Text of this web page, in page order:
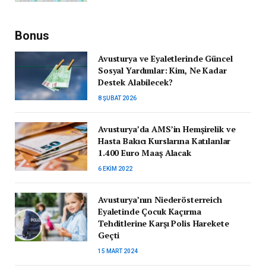
Bonus
Avusturya ve Eyaletlerinde Güncel
Sosyal Yardımlar: Kim, Ne Kadar
Destek Alabilecek?
8 ŞUBAT 2026
Avusturya’da AMS’in Hemşirelik ve
Hasta Bakıcı Kurslarına Katılanlar
1.400 Euro Maaş Alacak
6 EKIM 2022
Avusturya’nın Niederösterreich
Eyaletinde Çocuk Kaçırma
Tehditlerine Karşı Polis Harekete
Geçti
15 MART 2024